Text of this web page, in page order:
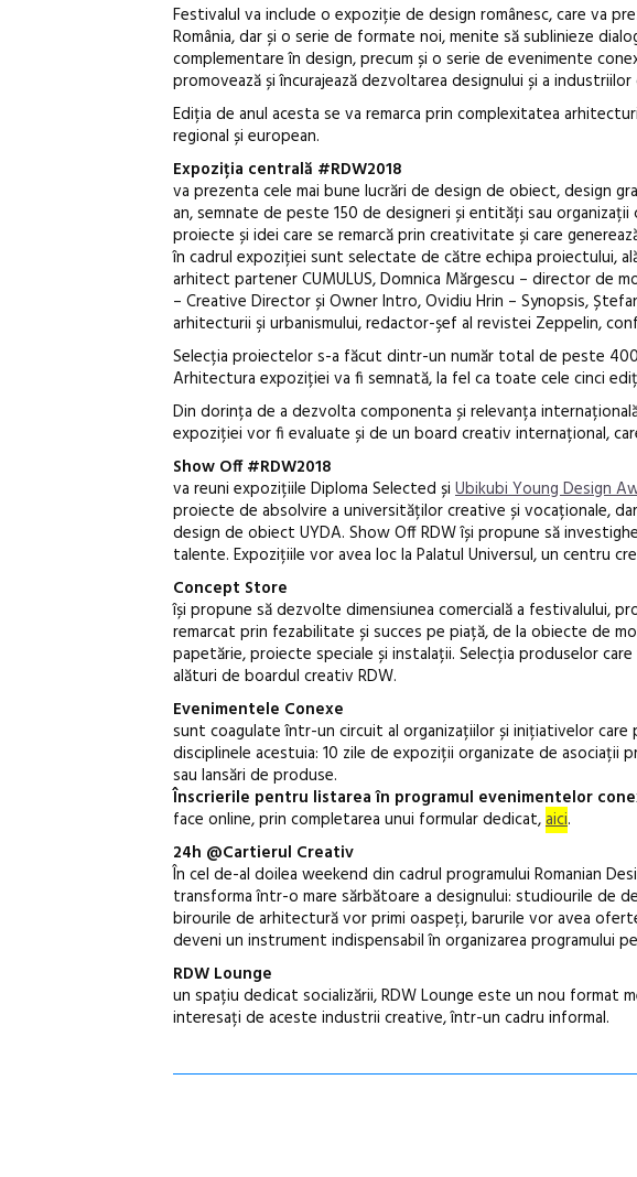
Festivalul va include o expoziție de design românesc, care va
România, dar și o serie de formate noi, menite să sublinieze
complementare în design, precum și o serie de evenimente
promovează și încurajează dezvoltarea designului și a
Ediția de anul acesta se va remarca prin complexitatea
regional și european.
Expoziția centrală #RDW2018
va prezenta cele mai bune lucrări de design de obiect, design
an, semnate de peste 150 de designeri și entități sau organizații
proiecte și idei care se remarcă prin creativitate și care
în cadrul expoziției sunt selectate de către echipa proiectului,
arhitect partener CUMULUS, Domnica Mărgescu – director de
– Creative Director și Owner Intro, Ovidiu Hrin – Synopsis,
arhitecturii şi urbanismului, redactor-şef al revistei Zeppelin,
Selecția proiectelor s-a făcut dintr-un număr total de peste
Arhitectura expoziției va fi semnată, la fel ca toate cele cinci
Din dorința de a dezvolta componenta și relevanța
expoziției vor fi evaluate și de un board creativ internațional,
Show Off #RDW2018
va reuni expozițiile Diploma Selected și Ubikubi Young Design
proiecte de absolvire a universităților creative și vocaționale,
design de obiect UYDA. Show Off RDW își propune să
talente. Expozițiile vor avea loc la Palatul Universul, un centru
Concept Store
își propune să dezvolte dimensiunea comercială a festivalului,
remarcat prin fezabilitate și succes pe piață, de la obiecte de
papetărie, proiecte speciale și instalații. Selecția produselor
alături de boardul creativ RDW.
Evenimentele Conexe
sunt coagulate într-un circuit al organizațiilor și inițiativelor
disciplinele acestuia: 10 zile de expoziții organizate de
sau lansări de produse.
Înscrierile pentru listarea în programul evenimentelor
face online, prin completarea unui formular dedicat,aici.
24h @Cartierul Creativ
În cel de-al doilea weekend din cadrul programului Romanian
transforma într-o mare sărbătoare a designului: studiourile de
birourile de arhitectură vor primi oaspeți, barurile vor avea
deveni un instrument indispensabil în organizarea programului
RDW Lounge
un spațiu dedicat socializării, RDW Lounge este un nou format
interesați de aceste industrii creative, într-un cadru informal.